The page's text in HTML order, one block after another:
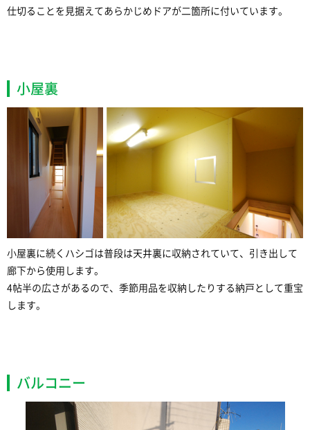
仕切ることを見据えてあらかじめドアが二箇所に付いています。
小屋裏
小屋裏に続くハシゴは普段は天井裏に収納されていて、引き出して
廊下から使用します。
4帖半の広さがあるので、季節用品を収納したりする納戸として重宝
します。
バルコニー